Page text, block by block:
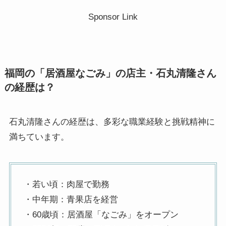
Sponsor Link
福岡の「居酒屋なごみ」の店主・石丸清隆さん
の経歴は？
石丸清隆さんの経歴は、多彩な職業経験と挑戦精神に
満ちています。
・若い頃：肉屋で勤務
・中年期：青果店を経営
・60歳頃：居酒屋「なごみ」をオープン